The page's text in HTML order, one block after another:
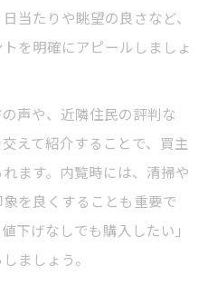
当たりや眺望の良さなど、
を明確にアピールしましょ
声や、近隣住民の評判な
えて紹介することで、買主
ます。内覧時には、清掃や
を良くすることも重要で
下げなしでも購入したい」
ましょう。